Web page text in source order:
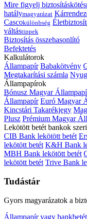
Mire figyelj
hatálymagyarázat
Cascokülönbség
váltástippek
Biztosítás összehasonlító
Befektetés
Kalkulátorok
Állampapír Babakötvény
Megtakarítási számla
Állampapírok
Bónusz Magyar
Állampapír Euró Magyar
Kincstári Takarékjegy
Plusz Prémium Magyar
Lekötött betét bankok
CIB Bank lekötött betét
lekötött betét K&H Bank
MBH Bank lekötött betét
lekötött betét Trive Bank
Tudástár
Gyors magyarázatok a
Állampapír vagy